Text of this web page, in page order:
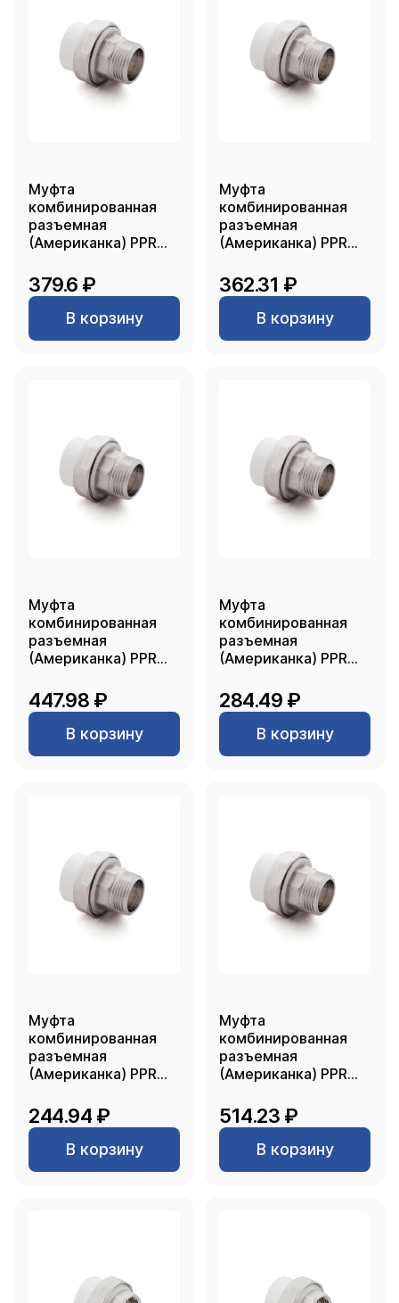
Муфта
комбинированная
разъемная
(Американка) PPR
25х 3/4, белый, RTP
379.6 ₽
В корзину
Муфта
комбинированная
разъемная
(Американка) PPR
25х 1/2, белый, RTP
362.31 ₽
В корзину
Муфта
комбинированная
разъемная
(Американка) PPR
25х1, белый, RTP
447.98 ₽
В корзину
Муфта
комбинированная
разъемная
(Американка) PPR
20х 3/4, белый, RTP
284.49 ₽
В корзину
Муфта
комбинированная
разъемная
(Американка) PPR
20х 1/2, белый, RTP
244.94 ₽
В корзину
Муфта
комбинированная
разъемная
(Американка) PPR
20х1, белый, RTP
514.23 ₽
В корзину